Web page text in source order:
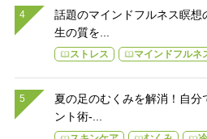
話題のマインドフルネス瞑想
生の質を...
ストレス マインドフルネ
夏の足のむくみを解消！自分
ント術-...